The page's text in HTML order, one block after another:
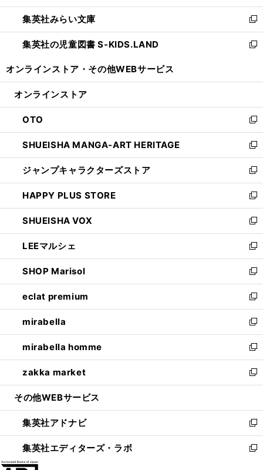
開
く
ウ
で
開
く
ン
ド
ウ
で
ウ
ィ
ン
ド
開
集英社みらい文庫
新
し
い
ン
ウ
で
開
く
集英社の児童図書 S-KIDS.LAND
新
ウ
ン
ド
ウ
で
開
く
オンラインストア・ その他WEBサービス
オンラインストア
OTO
新
し
い
ウ
ィ
ン
ド
ウ
で
開
く
SHUEISHA MANGA-ART HERITAGE
新
し
い
ウ
ィ
ン
ド
ウ
で
開
く
ジャンプキャラクターズストア
新
し
い
ウ
ィ
ン
ド
ウ
で
開
く
HAPPY PLUS STORE
新
し
い
ウ
ィ
ン
ド
ウ
で
開
く
SHUEISHA VOX
新
し
い
ウ
ィ
ン
ド
ウ
で
開
く
LEEマルシェ
新
し
い
ウ
ィ
ン
ド
ウ
で
開
く
SHOP Marisol
新
し
い
ウ
ィ
ン
ド
ウ
で
開
eclat premium
新
し
い
ウ
ィ
ン
ド
ウ
開
く
mirabella
新
し
い
ウ
ィ
ン
ウ
で
開
く
mirabella homme
新
し
い
ウ
ン
ド
ウ
で
zakka market
新
し
ウ
ィ
ン
ド
その他WEBサービス
集英社アドナビ
新
し
い
集英社エディターズ・ラボ
新